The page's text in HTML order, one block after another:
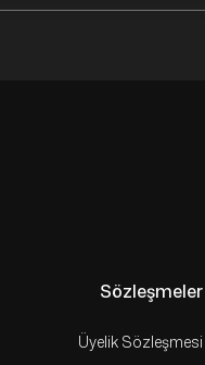
Sözleşmeler
Üyelik Sözleşmesi